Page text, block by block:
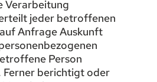
Verarbeitung
jeder betroffenen
Anfrage Auskunft
Person
Ferner berichtigt oder